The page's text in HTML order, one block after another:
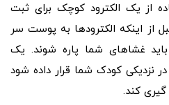
از یک الکترود کوچک برای ثبت
اینکه الکترودها به پوست سر
غشاهای شما پاره شوند. یک
نزدیکی کودک شما قرار داده شود
گیری کند.